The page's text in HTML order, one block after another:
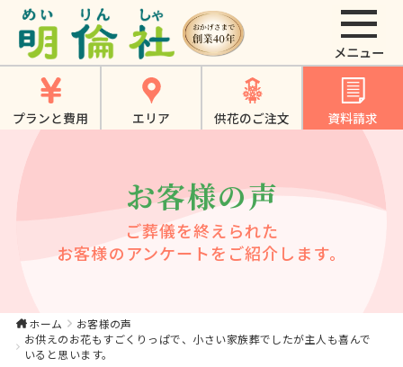
お供えのお花もすご
くりっぱで、小さい
家族葬でしたが主人
東市・寝屋川市・四
條畷市・門真市での
やさしいお葬式、家
族葬は《明倫社》
プランと費用 エリア 供花のご注文 資料請求
お客様の声
ご葬儀を終えられた
お客様のアンケートをご紹介します。
ホーム
お客様の声
お供えのお花もすごくりっぱで、小さい家族葬でしたが主人も喜んで
いると思います。